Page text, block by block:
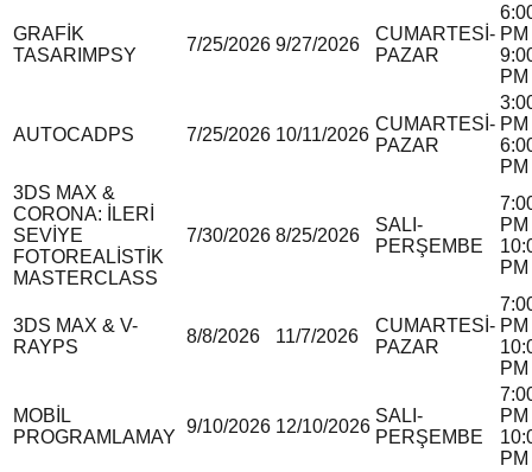
GRAFİK
TASARIM PSY
7/25/2026 9/27/2026
CUMARTESİ-
PAZAR
PM
PM
AUTOCADPS 7/25/2026 10/11/2026
CUMARTESİ-
PAZAR
PM
PM
3DS MAX &
CORONA: İLERİ
SEVİYE
FOTOREALİSTİK
MASTERCLASS
7/30/2026 8/25/2026
SALI-
PERŞEMBE
PM
PM
3DS MAX & V-
RAYPS
8/8/2026 11/7/2026
CUMARTESİ-
PAZAR
PM
PM
MOBİL
PROGRAMLAMAY
9/10/2026 12/10/2026
SALI-
PERŞEMBE
PM
PM